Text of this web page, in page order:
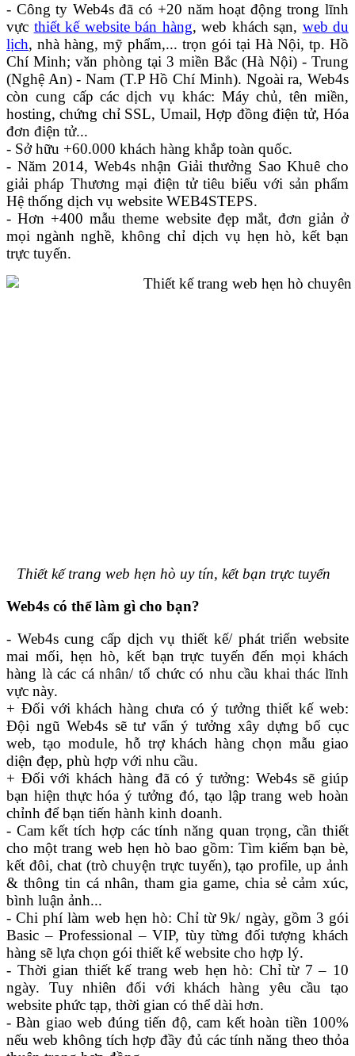
- Công ty Web4s đã có +20 năm hoạt động trong lĩnh
vực thiết kế website bán hàng, web khách sạn, web du
lịch, nhà hàng, mỹ phẩm,... trọn gói tại Hà Nội, tp. Hồ
Chí Minh; văn phòng tại 3 miền Bắc (Hà Nội) - Trung
(Nghệ An) - Nam (T.P Hồ Chí Minh). Ngoài ra, Web4s
còn cung cấp các dịch vụ khác: Máy chủ, tên miền,
hosting, chứng chỉ SSL, Umail, Hợp đồng điện tử, Hóa
đơn điện tử...
- Sở hữu +60.000 khách hàng khắp toàn quốc.
- Năm 2014, Web4s nhận Giải thưởng Sao Khuê cho
giải pháp Thương mại điện tử tiêu biểu với sản phẩm
Hệ thống dịch vụ website WEB4STEPS.
- Hơn +400 mẫu theme website đẹp mắt, đơn giản ở
mọi ngành nghề, không chỉ dịch vụ hẹn hò, kết bạn
trực tuyến.
Thiết kế trang web hẹn hò uy tín, kết bạn trực tuyến
Web4s có thể làm gì cho bạn?
- Web4s cung cấp dịch vụ thiết kế/ phát triển website
mai mối, hẹn hò, kết bạn trực tuyến đến mọi khách
hàng là các cá nhân/ tổ chức có nhu cầu khai thác lĩnh
vực này.
+ Đối với khách hàng chưa có ý tưởng thiết kế web:
Đội ngũ Web4s sẽ tư vấn ý tưởng xây dựng bố cục
web, tạo module, hỗ trợ khách hàng chọn mẫu giao
diện đẹp, phù hợp với nhu cầu.
+ Đối với khách hàng đã có ý tưởng: Web4s sẽ giúp
bạn hiện thực hóa ý tưởng đó, tạo lập trang web hoàn
chỉnh để bạn tiến hành kinh doanh.
- Cam kết tích hợp các tính năng quan trọng, cần thiết
cho một trang web hẹn hò bao gồm: Tìm kiếm bạn bè,
kết đôi, chat (trò chuyện trực tuyến), tạo profile, up ảnh
& thông tin cá nhân, tham gia game, chia sẻ cảm xúc,
bình luận ảnh...
- Chi phí làm web hẹn hò: Chỉ từ 9k/ ngày, gồm 3 gói
Basic – Professional – VIP, tùy từng đối tượng khách
hàng sẽ lựa chọn gói thiết kế website cho hợp lý.
- Thời gian thiết kế trang web hẹn hò: Chỉ từ 7 – 10
ngày. Tuy nhiên đối với khách hàng yêu cầu tạo
website phức tạp, thời gian có thể dài hơn.
- Bàn giao web đúng tiến độ, cam kết hoàn tiền 100%
nếu web không tích hợp đầy đủ các tính năng theo thỏa